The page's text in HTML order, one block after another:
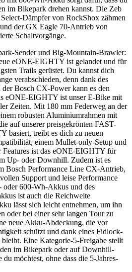
im Bikepark drehen kannst. Die Zeb
Dämpfer von RockShox zähmen
der GX Eagle 70-Antrieb von
Schaltvorgänge.
Sender und Big-Mountain-Brawler:
eONE-EIGHTY ist gelandet und für
Trails gerüstet. Du kannst dich
verabschieden, denn dank des
Bosch CX-Power kann es den
eONE-EIGHTY ist unser E-Bike mit
Zeiten. Mit 180 mm Federweg an der
robusten Aluminiumrahmen mit
auf unserer preisgekrönten FAST-
basiert, treibt es dich zu neuen
einem Mullet-only-Setup und
Features ist das eONE-EIGHTY für
Up- oder Downhill. Zudem ist es
Bosch Performance Line CX-Antrieb,
Support und leise Performance
oder 600-Wh-Akkus und des
ist auch die Reichweite
lässt sich leicht entnehmen, um ihn
oder bei einer sehr langen Tour zu
neue Akku-Abdeckung, die vor
schützt und dank eines Fidlock-
Eine Kategorie-5-Freigabe stellt
im Bikepark oder auf Downhill-
möchtest, ohne dass die 5-Jahres-